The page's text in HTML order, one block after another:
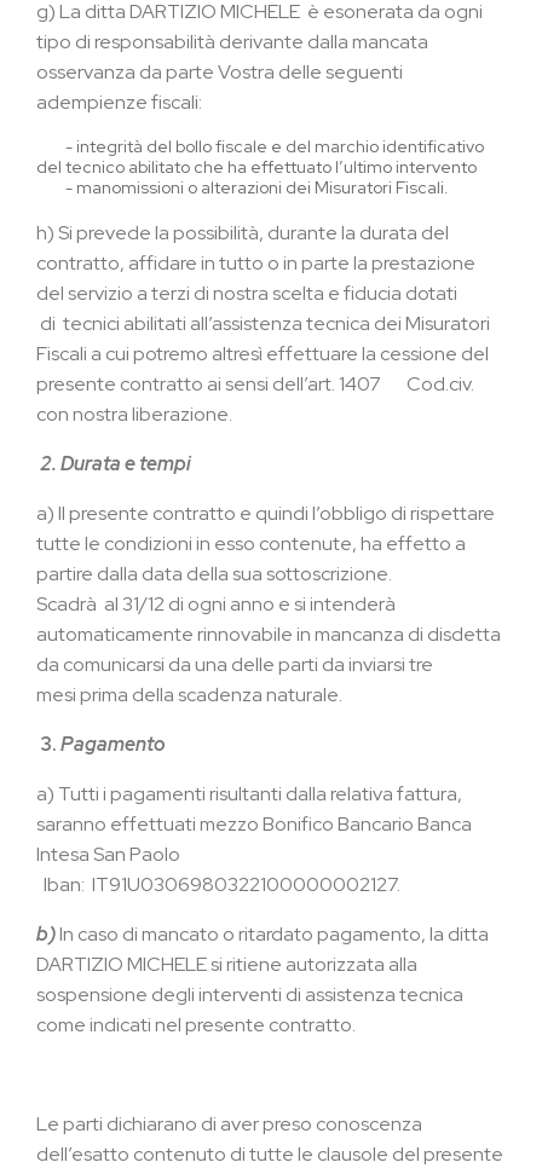
g)La ditta DARTIZIO MICHELE è esonerata da ogni
tipo di responsabilità derivante dalla mancata
osservanza da parte Vostra delle seguenti
adempienze fiscali:
- integrità del bollo fiscale e del marchio identificativo
del tecnico abilitato che ha effettuato l’ultimo intervento
- manomissioni o alterazioni dei Misuratori Fiscali.
h) Si prevede la possibilità, durante la durata del
contratto, affidare in tutto o in parte la prestazione
del servizio a terzi di nostra scelta e fiducia dotati
di tecnici abilitati all’assistenza tecnica dei Misuratori
Fiscali a cui potremo altresì effettuare la cessione del
presente contratto ai sensi dell’art. 1407 Cod.civ.
con nostra liberazione.
2.Durata e tempi
a)Il presente contratto e quindi l’obbligo di rispettare
tutte le condizioni in esso contenute, ha effetto a
partire dalla data della sua sottoscrizione.
Scadrà al 31/12 di ogni anno e si intenderà
automaticamente rinnovabile in mancanza di disdetta
da comunicarsi da una delle parti da inviarsi tre
mesi prima della scadenza naturale.
3.Pagamento
a) Tutti i pagamenti risultanti dalla relativa fattura,
saranno effettuati mezzo Bonifico Bancario Banca
Intesa San Paolo
Iban: IT91U0306980322100000002127.
b)In caso di mancato o ritardato pagamento, la ditta
DARTIZIO MICHELE si ritiene autorizzata alla
sospensione degli interventi di assistenza tecnica
come indicati nel presente contratto.
Le parti dichiarano di aver preso conoscenza
dell’esatto contenuto di tutte le clausole del presente